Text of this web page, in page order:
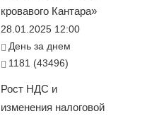
кровавого Кантара»
28.01.2025 12:00
День за днем
1181 (43496)
Рост НДС и
изменения налоговой